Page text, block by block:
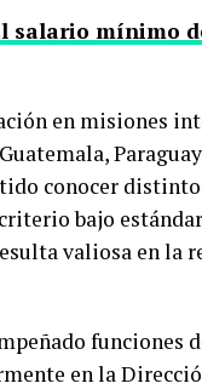
salario mínimo
en misiones
conocer
bajo
valiosa en la
funciones
en la